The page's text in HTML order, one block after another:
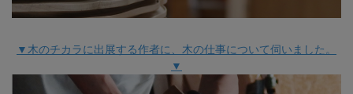
▼木のチカラに出展する作者に、木の仕事について伺いました。
▼